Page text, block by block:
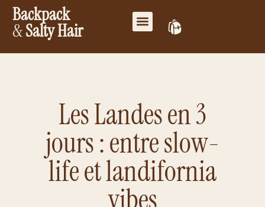
Backpack
&Salty Hair
Les Landes en 3
jours : entre slow-
life et landifornia